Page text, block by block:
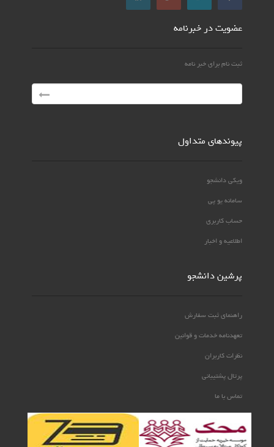
عضویت در خبرنامه
ثبت نام برای خبر نامه
پیوندهای متداول
ویکی دانشجو
سامانه یو پی
حساب کاربری
اطلاعیه و اخبار
پرشین دانشجو
راهنمای ثبت سفارش
تعهدنامه خدمات و قوانین
نظرات کاربران
پرتال پشتیبانی
تماس با ما